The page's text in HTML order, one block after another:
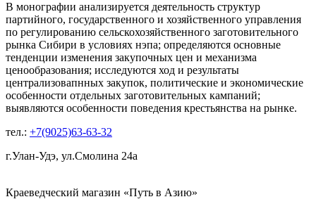
В монографии анализируется деятельность структур
партийного, государственного и хозяйственного управления
по регулированию сельскохозяйственного заготовительного
рынка Сибири в условиях нэпа; определяются основные
тенденции изменения закупочных цен и механизма
ценообразования; исследуются ход и результаты
централизовапнных закупок, политические и экономические
особенности отдельных заготовительных кампаний;
выявляются особенности поведения крестьянства на рынке.
тел.: +7(9025)63-63-32
г.Улан-Удэ, ул.Смолина 24а
Краеведческий магазин «Путь в Азию»